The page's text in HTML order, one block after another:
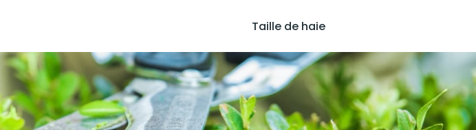
Taille de haie